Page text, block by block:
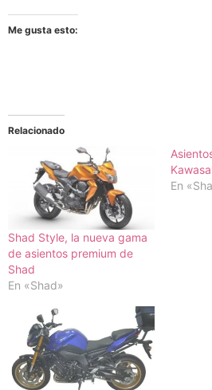
Me gusta esto:
Relacionado
Shad Style, la nueva gama
de asientos premium de
Shad
En «Shad»
En